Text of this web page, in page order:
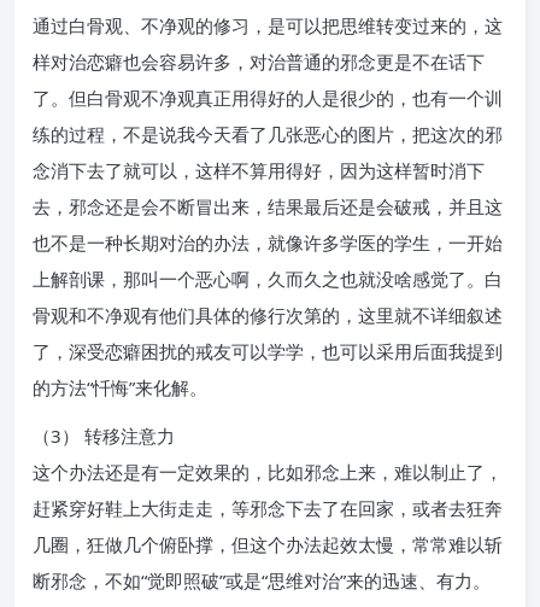
通过白骨观、不净观的修习，是可以把思维转变过来的，这
样对治恋癖也会容易许多，对治普通的邪念更是不在话下
了。但白骨观不净观真正用得好的人是很少的，也有一个训
练的过程，不是说我今天看了几张恶心的图片，把这次的邪
念消下去了就可以，这样不算用得好，因为这样暂时消下
去，邪念还是会不断冒出来，结果最后还是会破戒，并且这
也不是一种长期对治的办法，就像许多学医的学生，一开始
上解剖课，那叫一个恶心啊，久而久之也就没啥感觉了。白
骨观和不净观有他们具体的修行次第的，这里就不详细叙述
了，深受恋癖困扰的戒友可以学学，也可以采用后面我提到
的方法“忏悔”来化解。
（3） 转移注意力
这个办法还是有一定效果的，比如邪念上来，难以制止了，
赶紧穿好鞋上大街走走，等邪念下去了在回家，或者去狂奔
几圈，狂做几个俯卧撑，但这个办法起效太慢，常常难以斩
断邪念，不如“觉即照破”或是“思维对治”来的迅速、有力。